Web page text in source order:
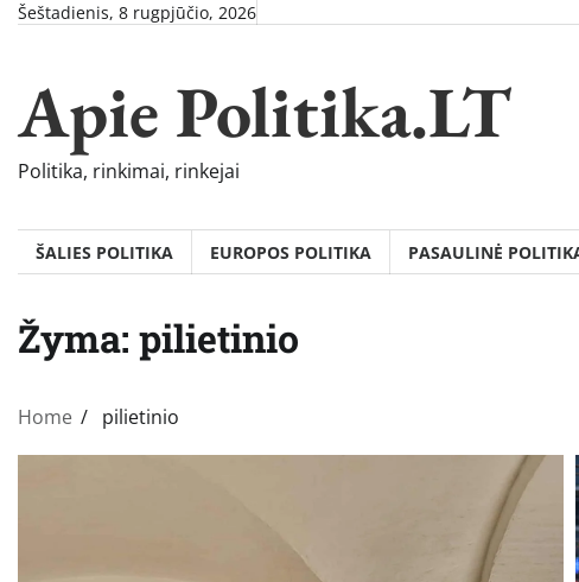
SkipŠeštadienis, 8 rugpjūčio, 2026
Apie Politika.LT
Politika, rinkimai, rinkejai
ŠALIES POLITIKA EUROPOS POLITIKA PASAULINĖ
Žyma: pilietinio
Home pilietinio